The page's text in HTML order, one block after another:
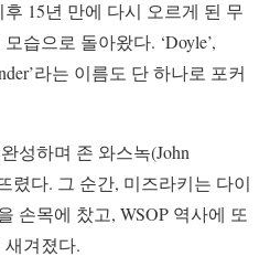
15년 만에 다시 오르게 된 무
습으로 돌아왔다. ‘Doyle’,
라는 이름도 단 하나로 포커
성하며 존 와스녹(John
렸다. 그 순간, 미즈라키는 다이
손목에 찼고, WSOP 역사에 또
겨졌다.